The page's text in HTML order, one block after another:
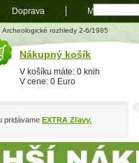
: Archeologické rozhledy 2-6/1985
pridávame EXTRA Zľavy.
Nákupný košík
V košíku máte: 0 knih
V cene: 0 Euro
Doprava Mapa